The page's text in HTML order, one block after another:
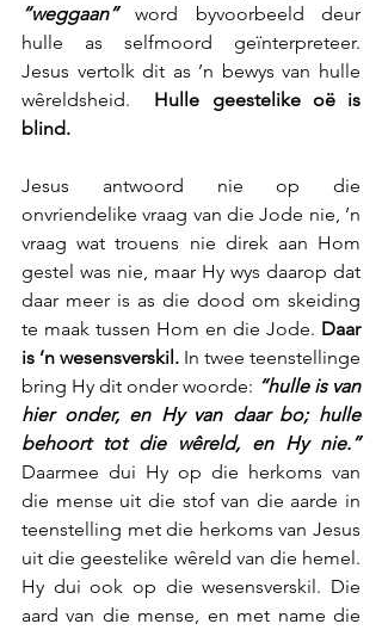
“weggaan” word byvoorbeeld deur
hulle as selfmoord geïnterpreteer.
Jesus vertolk dit as ’n bewys van hulle
wêreldsheid. Hulle geestelike oë is
blind.
Jesus antwoord nie op die
onvriendelike vraag van die Jode nie, ’n
vraag wat trouens nie direk aan Hom
gestel was nie, maar Hy wys daarop dat
daar meer is as die dood om skeiding
te maak tussen Hom en die Jode. Daar
is ’n wesensverskil. In twee teenstellinge
bring Hy dit onder woorde: “hulle is van
hier onder, en Hy van daar bo; hulle
behoort tot die wêreld, en Hy nie.”
Daarmee dui Hy op die herkoms van
die mense uit die stof van die aarde in
teenstelling met die herkoms van Jesus
uit die geestelike wêreld van die hemel.
Hy dui ook op die wesensverskil. Die
aard van die mense, en met name die